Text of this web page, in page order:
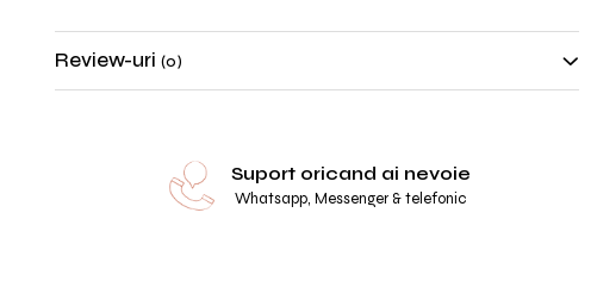
S
82-88 cm
Review-uri (0)
Suport oricand ai nevoie
Whatsapp, Messenger & telefonic